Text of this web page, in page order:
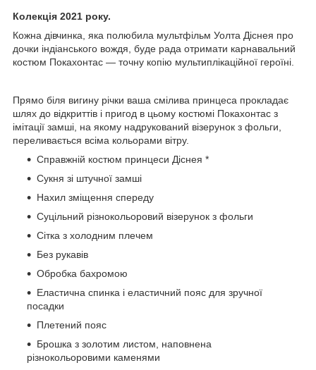
Колекція 2021 року.
Кожна дівчинка, яка полюбила мультфільм Уолта Діснея про
дочки індіанського вождя, буде рада отримати карнавальний
костюм Покахонтас — точну копію мультиплікаційної героїні.
Прямо біля вигину річки ваша смілива принцеса прокладає
шлях до відкриттів і пригод в цьому костюмі Покахонтас з
імітації замші, на якому надрукований візерунок з фольги,
переливається всіма кольорами вітру.
Справжній костюм принцеси Діснея *
Сукня зі штучної замші
Нахил зміщення спереду
Суцільний різнокольоровий візерунок з фольги
Сітка з холодним плечем
Без рукавів
Обробка бахромою
Еластична спинка і еластичний пояс для зручної
посадки
Плетений пояс
Брошка з золотим листом, наповнена
різнокольоровими каменями